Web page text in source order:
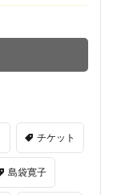
チケット
島袋寛子